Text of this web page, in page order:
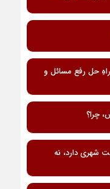
حل رفع مسائل و
چرا؟
شهری دارد، نه